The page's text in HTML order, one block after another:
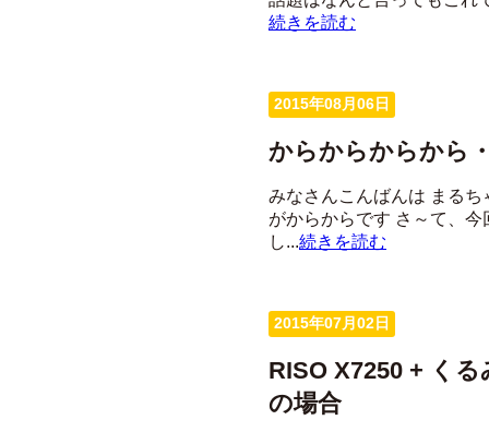
続きを読む
2015年08月06日
からからからから
みなさんこんばんは まる
がからからです さ～て、
し...続きを読む
2015年07月02日
RISO X7250 + く
の場合